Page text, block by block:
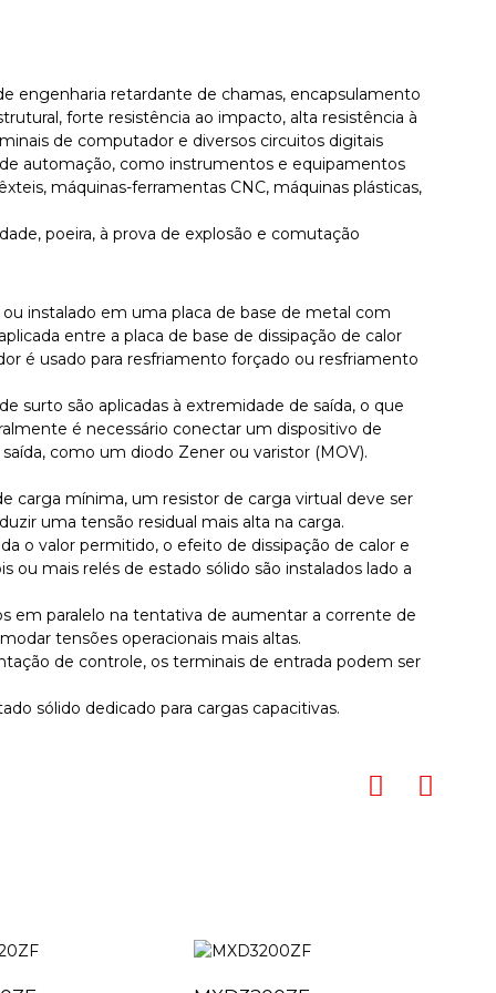
engenharia retardante de chamas, encapsulamento
forte resistência ao impacto, alta resistência à
de computador e diversos circuitos digitais
automação, como instrumentos e equipamentos
máquinas-ferramentas CNC, máquinas plásticas,
poeira, à prova de explosão e comutação
instalado em uma placa de base de metal com
entre a placa de base de dissipação de calor
é usado para resfriamento forçado ou resfriamento
surto são aplicadas à extremidade de saída, o que
é necessário conectar um dispositivo de
como um diodo Zener ou varistor (MOV).
carga mínima, um resistor de carga virtual deve ser
uma tensão residual mais alta na carga.
o valor permitido, o efeito de dissipação de calor e
ou mais relés de estado sólido são instalados lado a
​​em paralelo na tentativa de aumentar a corrente de
tensões operacionais mais altas.
de controle, os terminais de entrada podem ser
sólido dedicado para cargas capacitivas.